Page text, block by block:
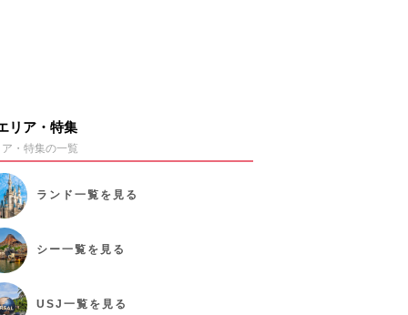
リア・特集
・特集の一覧
ランド 一覧を見る
シー一覧を見る
USJ 一覧を見る